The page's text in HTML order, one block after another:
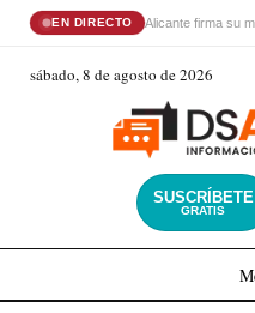
EN DIRECTO Alicante firma su
sábado, 8 de agosto de 2026
SUSCRÍBETE
GRATIS